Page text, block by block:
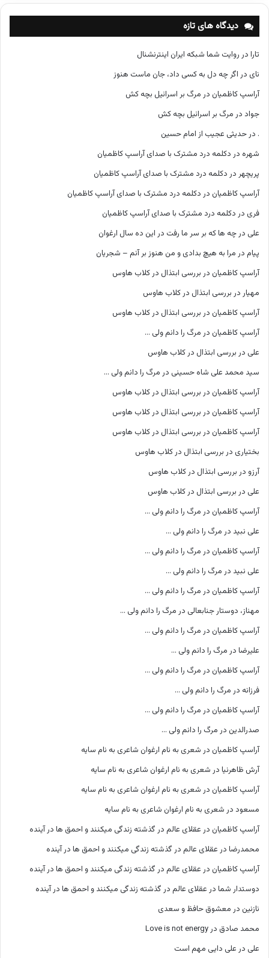
ه‌
ه
دیدگاه های تازه
تارا در روایت شما شبکه ایران اینترنشنال
نای در اگر چه دل به کسی داد، جان ماست هنوز
آراسپ کاظمیان در مرگ بر اسرائیل بچه کش
جواد در مرگ بر اسرائیل بچه کش
. در حدیثی عجیب از امام حسین
شهره در دکلمه درد مشترک با صدای آراسپ کاظمیان
پریچهر در دکلمه درد مشترک با صدای آراسپ کاظمیان
آراسپ کاظمیان در دکلمه درد مشترک با صدای آراسپ کاظمیان
فری در دکلمه درد مشترک با صدای آراسپ کاظمیان
علی در چه ها که بر سر ما رفت در این ده سال ارغوان
پیام در مرا به هیچ بدادی و من هنوز بر آنم – شجریان
آراسپ کاظمیان در بررسی ابتذال در کلاب هاوس
مهیار در بررسی ابتذال در کلاب هاوس
آراسپ کاظمیان در بررسی ابتذال در کلاب هاوس
آراسپ کاظمیان در مرگ را دانم ولی …
علی در بررسی ابتذال در کلاب هاوس
سید محمد علی شاه حسینی در مرگ را دانم ولی …
آراسپ کاظمیان در بررسی ابتذال در کلاب هاوس
آراسپ کاظمیان در بررسی ابتذال در کلاب هاوس
آراسپ کاظمیان در بررسی ابتذال در کلاب هاوس
بختیاری در بررسی ابتذال در کلاب هاوس
آرزو در بررسی ابتذال در کلاب هاوس
علی در بررسی ابتذال در کلاب هاوس
آراسپ کاظمیان در مرگ را دانم ولی …
علی نبید در مرگ را دانم ولی …
آراسپ کاظمیان در مرگ را دانم ولی …
علی نبید در مرگ را دانم ولی …
آراسپ کاظمیان در مرگ را دانم ولی …
مهناز، دوستار جنابعالی در مرگ را دانم ولی …
آراسپ کاظمیان در مرگ را دانم ولی …
علیرضا در مرگ را دانم ولی …
آراسپ کاظمیان در مرگ را دانم ولی …
فرزانه در مرگ را دانم ولی …
آراسپ کاظمیان در مرگ را دانم ولی …
صدرالدین در مرگ را دانم ولی …
آراسپ کاظمیان در شعری به نام ارغوان شاعری به نام سایه
آرش ظاهرنیا در شعری به نام ارغوان شاعری به نام سایه
آراسپ کاظمیان در شعری به نام ارغوان شاعری به نام سایه
مسعود در شعری به نام ارغوان شاعری به نام سایه
آراسپ کاظمیان در عقلای عالم در گذشته زندگی میکنند و احمق ها در آینده
محمدرضا در عقلای عالم در گذشته زندگی میکنند و احمق ها در آینده
آراسپ کاظمیان در عقلای عالم در گذشته زندگی میکنند و احمق ها در آینده
دوستدار شما در عقلای عالم در گذشته زندگی میکنند و احمق ها در آینده
نازنین در معشوق حافظ و سعدی
محمد صادق در Love is not energy
علی در علی دایی مهم است